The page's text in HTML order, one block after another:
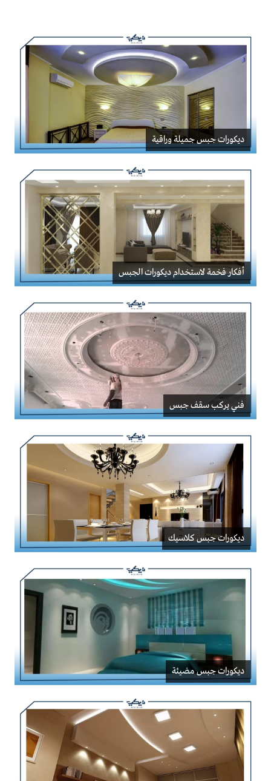
ديكورات جبس جميلة وراقية
أفكار فخمة لاستخدام ديكورات الجبس
فني يركب سقف جبس
ديكورات جبس كلاسيك
ديكورات جبس مضيئة